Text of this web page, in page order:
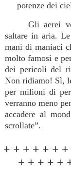
potenze dei
Gli aerei
saltare in aria.
mani di maniaci
molto famosi e
dei pericoli del
Non ridiamo! Sì,
per milioni di
verranno meno
accadere al
scrollate”.
+ + + + + +
+ + + + +